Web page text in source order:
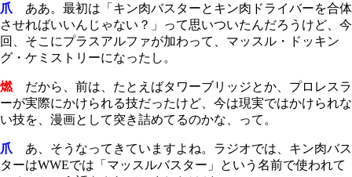
爪 ああ。最初は「キン肉バスターとキン肉ドライバーを合体
させればいいんじゃない？」って思いついたんだろうけど、今
回、そこにプラスアルファが加わって、マッスル・ドッキン
グ・ケミストリーになったし。
燃だから、前は、たとえばタワーブリッジとか、プロレスラ
ーが実際にかけられる技だったけど、今は現実ではかけられな
い技を、漫画として突き詰めてるのかな、って。
爪 あ、そうなってきていますよね。ラジオでは、キン肉バス
ターはWWEでは「マッスルバスター」という名前で使われて